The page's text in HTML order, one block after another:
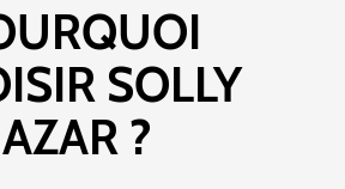
SOLLY
AZAR ?